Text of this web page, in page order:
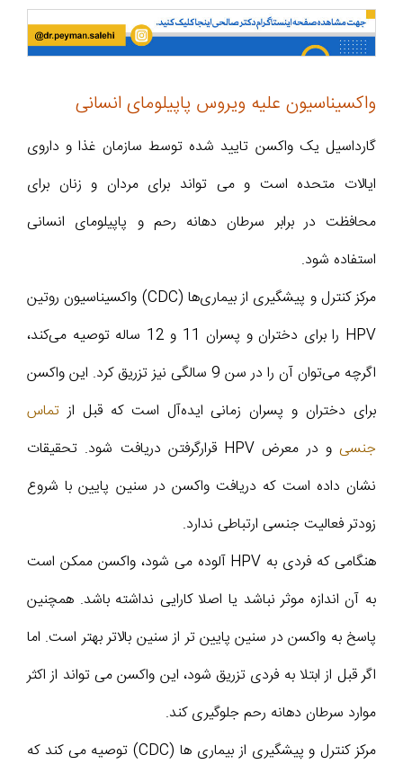
واکسیناسیون علیه ویروس پاپیلومای انسانی
گارداسیل یک واکسن تایید شده توسط سازمان غذا و داروی
ایالات متحده است و می تواند برای مردان و زنان برای
محافظت در برابر سرطان دهانه رحم و پاپیلومای انسانی
استفاده شود.
مرکز کنترل و پیشگیری از بیماری‌ها (CDC) واکسیناسیون روتین
HPV را برای دختران و پسران 11 و 12 ساله توصیه می‌کند،
اگرچه می‌توان آن را در سن 9 سالگی نیز تزریق کرد. این واکسن
برای دختران و پسران زمانی ایده‌آل است که قبل از تماس
جنسی
و در معرض HPV قرارگرفتن دریافت شود. تحقیقات
نشان داده است که دریافت واکسن در سنین پایین با شروع
زودتر فعالیت جنسی ارتباطی ندارد.
هنگامی که فردی به HPV آلوده می شود، واکسن ممکن است
به آن اندازه موثر نباشد یا اصلا کارایی نداشته باشد. همچنین
پاسخ به واکسن در سنین پایین تر از سنین بالاتر بهتر است. اما
اگر قبل از ابتلا به فردی تزریق شود، این واکسن می تواند از اکثر
موارد سرطان دهانه رحم جلوگیری کند.
مرکز کنترل و پیشگیری از بیماری ها (CDC) توصیه می کند که